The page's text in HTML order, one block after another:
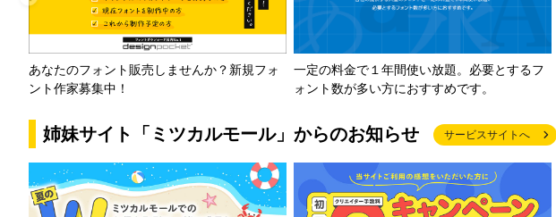
あなたのフォント販売しませんか？新規フォ
ント作家募集中！
一定の料金で１年間使い放題。必要とするフ
ォント数が多い方におすすめです。
姉妹サイト「ミツカルモール」からのお知らせ サービスサイトへ